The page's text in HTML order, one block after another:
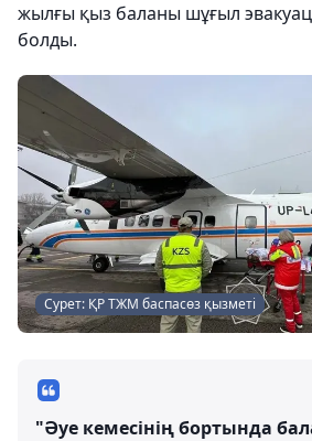
жылғы қыз баланы шұғыл
болды.
Сурет: ҚР ТЖМ баспасөз қызметі
"Әуе кемесінің бортында